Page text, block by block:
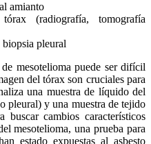
amianto
(radiografía, tomografía
pleural
mesotelioma puede ser difícil
del tórax son cruciales para
una muestra de líquido del
pleural) y una muestra de tejido
cambios característicos
mesotelioma, una prueba para
estado expuestas al asbesto